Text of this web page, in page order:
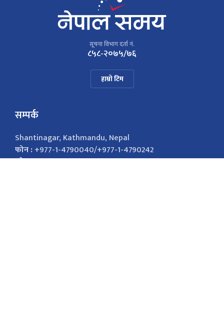
सूचना विभाग दर्ता नं.
८५८-२०७५/७६
हाम्रो टिम
सम्पर्क
Shantinagar, Kathmandu, Nepal
फोन :+977-1-4790040/+977-1-4790242
इमेल :nepalsamayanews@gmail.com